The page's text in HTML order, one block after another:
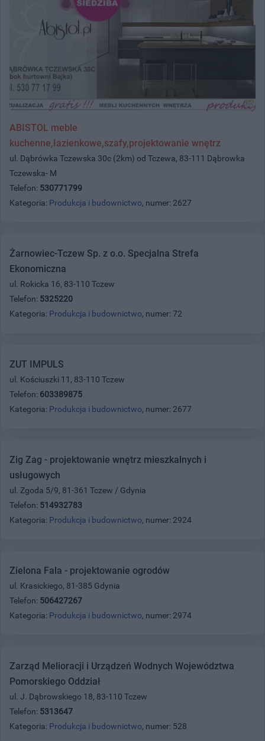
ABISTOL meble
kuchenne,łazienkowe,szafy,projektowanie wnętrz
ul. Dąbrówka Tczewska 30c (2km) od Tczewa, 83-111 Dąbrowka
Tczewska- M
Telefon: 530771799
Kategoria: Produkcja i budownictwo, numer: 2627
Żarnowiec-Tczew Sp. z o.o. Specjalna Strefa
Ekonomiczna
ul. Rokicka 16, 83-110 Tczew
Telefon: 5325220
Kategoria: Produkcja i budownictwo, numer: 72
ZUT IMPULS
ul. Kościuszki 11, 83-110 Tczew
Telefon: 603389875
Kategoria: Produkcja i budownictwo, numer: 2677
Zig Zag - projektowanie wnętrz mieszkalnych i
usługowych
ul. Zgoda 5/9, 81-361 Tczew / Gdynia
Telefon: 514932783
Kategoria: Produkcja i budownictwo, numer: 2924
Zielona Fala - projektowanie ogrodów
ul. Krasickiego, 81-385 Gdynia
Telefon: 506427267
Kategoria: Produkcja i budownictwo, numer: 2974
Zarząd Melioracji i Urządzeń Wodnych Województwa
Pomorskiego Oddział
ul. J. Dąbrowskiego 18, 83-110 Tczew
Telefon: 5313647
Kategoria: Produkcja i budownictwo, numer: 528